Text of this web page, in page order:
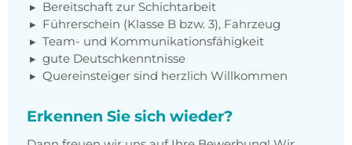
Bereitschaft zur Schichtarbeit
Führerschein (Klasse B bzw. 3), Fahrzeug
Team- und Kommunikationsfähigkeit
gute Deutschkenntnisse
Quereinsteiger sind herzlich Willkommen
Erkennen Sie sich wieder?